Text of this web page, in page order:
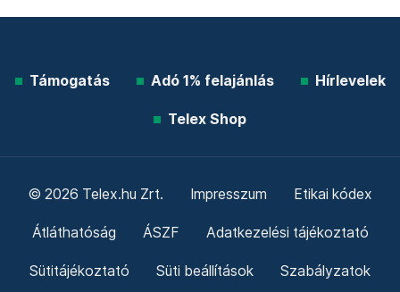
Támogatás Adó 1% felajánlás Hírlevelek
Telex Shop
© 2026 Telex.hu Zrt. Impresszum Etikai kódex
Átláthatóság ÁSZF Adatkezelési tájékoztató
Sütitájékoztató Süti beállítások Szabályzatok